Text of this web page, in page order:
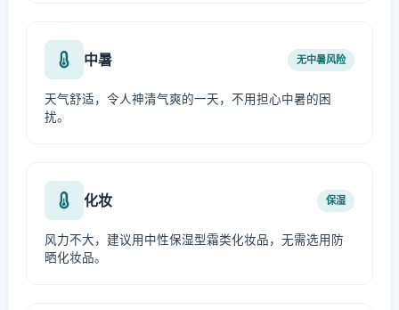
中暑 无中暑风险
天气舒适，令人神清气爽的一天，不用担心中暑的困
扰。
化妆 保湿
风力不大，建议用中性保湿型霜类化妆品，无需选用防
晒化妆品。